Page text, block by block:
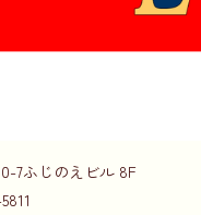
7ふじのえビル 8F